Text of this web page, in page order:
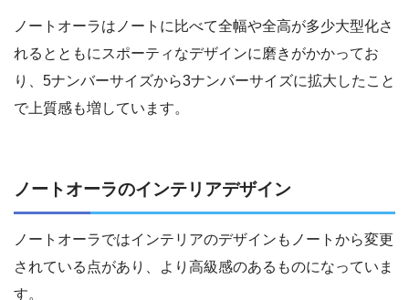
ノートオーラはノートに比べて全幅や全高が多少大型化さ
れるとともにスポーティなデザインに磨きがかかってお
り、5ナンバーサイズから3ナンバーサイズに拡大したこと
で上質感も増しています。
ノートオーラのインテリアデザイン
ノートオーラではインテリアのデザインもノートから変更
されている点があり、より高級感のあるものになっていま
す。